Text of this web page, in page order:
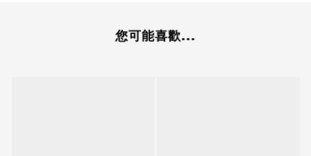
您可能喜歡...